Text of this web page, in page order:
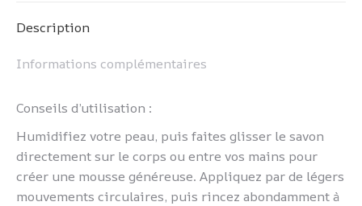
Description
Informations complémentaires
Conseils d’utilisation :
Humidifiez votre peau, puis faites glisser le savon
directement sur le corps ou entre vos mains pour
créer une mousse généreuse. Appliquez par de légers
mouvements circulaires, puis rincez abondamment à